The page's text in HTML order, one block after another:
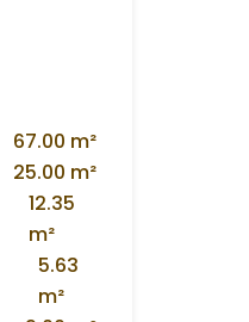
67.00 m²
25.00 m²
12.35
m²
5.63
m²